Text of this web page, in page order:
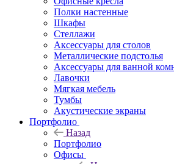
Полки настенные
Шкафы
Стеллажи
Аксессуары для столов
Металлические подстолья
Аксессуары для ванной
Лавочки
Мягкая мебель
Тумбы
Акустические экраны
Портфолио
Назад
Портфолио
Офисы